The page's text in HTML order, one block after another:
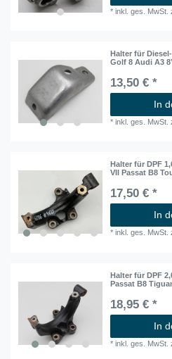
*inkl. ges. MwSt.
Halter für
Golf 8 Audi A3
13,50 € *
In
*inkl. ges. MwSt.
Halter für DPF
VII Passat B8
17,50 € *
In
*inkl. ges. MwSt.
Halter für DPF
Passat B8
18,95 € *
In
*inkl. ges. MwSt.